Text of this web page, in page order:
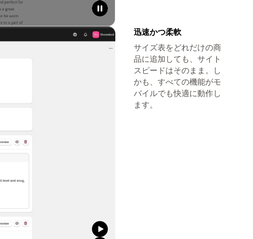
迅速かつ柔軟
サイズ表をどれだけの商
品に追加しても、サイト
スピードはそのまま。し
かも、すべての機能がモ
バイルでも快適に動作し
ます。